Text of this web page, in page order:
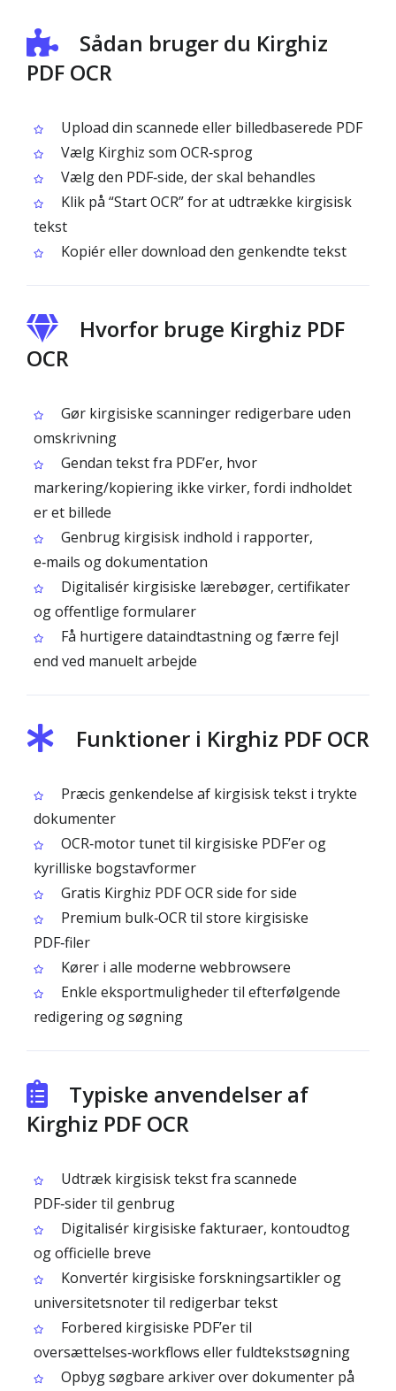
Sådan bruger du Kirghiz
PDF OCR
Upload din scannede eller billedbaserede PDF
Vælg Kirghiz som OCR‑sprog
Vælg den PDF‑side, der skal behandles
Klik på “Start OCR” for at udtrække kirgisisk
tekst
Kopiér eller download den genkendte tekst
Hvorfor bruge Kirghiz PDF
OCR
Gør kirgisiske scanninger redigerbare uden
omskrivning
Gendan tekst fra PDF’er, hvor
markering/kopiering ikke virker, fordi indholdet
er et billede
Genbrug kirgisisk indhold i rapporter,
e‑mails og dokumentation
Digitalisér kirgisiske lærebøger, certifikater
og offentlige formularer
Få hurtigere dataindtastning og færre fejl
end ved manuelt arbejde
Funktioner i Kirghiz PDF OCR
Præcis genkendelse af kirgisisk tekst i trykte
dokumenter
OCR‑motor tunet til kirgisiske PDF’er og
kyrilliske bogstavformer
Gratis Kirghiz PDF OCR side for side
Premium bulk‑OCR til store kirgisiske
PDF‑filer
Kører i alle moderne webbrowsere
Enkle eksportmuligheder til efterfølgende
redigering og søgning
Typiske anvendelser af
Kirghiz PDF OCR
Udtræk kirgisisk tekst fra scannede
PDF‑sider til genbrug
Digitalisér kirgisiske fakturaer, kontoudtog
og officielle breve
Konvertér kirgisiske forskningsartikler og
universitetsnoter til redigerbar tekst
Forbered kirgisiske PDF’er til
oversættelses‑workflows eller fuldtekstsøgning
Opbyg søgbare arkiver over dokumenter på